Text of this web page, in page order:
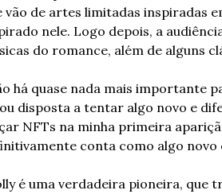
vão de artes limitadas inspiradas
nele. Logo depois, a
do romance, além de alguns
há quase nada mais importante
disposta a tentar algo novo e
NFTs na minha primeira
conta como algo novo
é uma verdadeira pioneira, que